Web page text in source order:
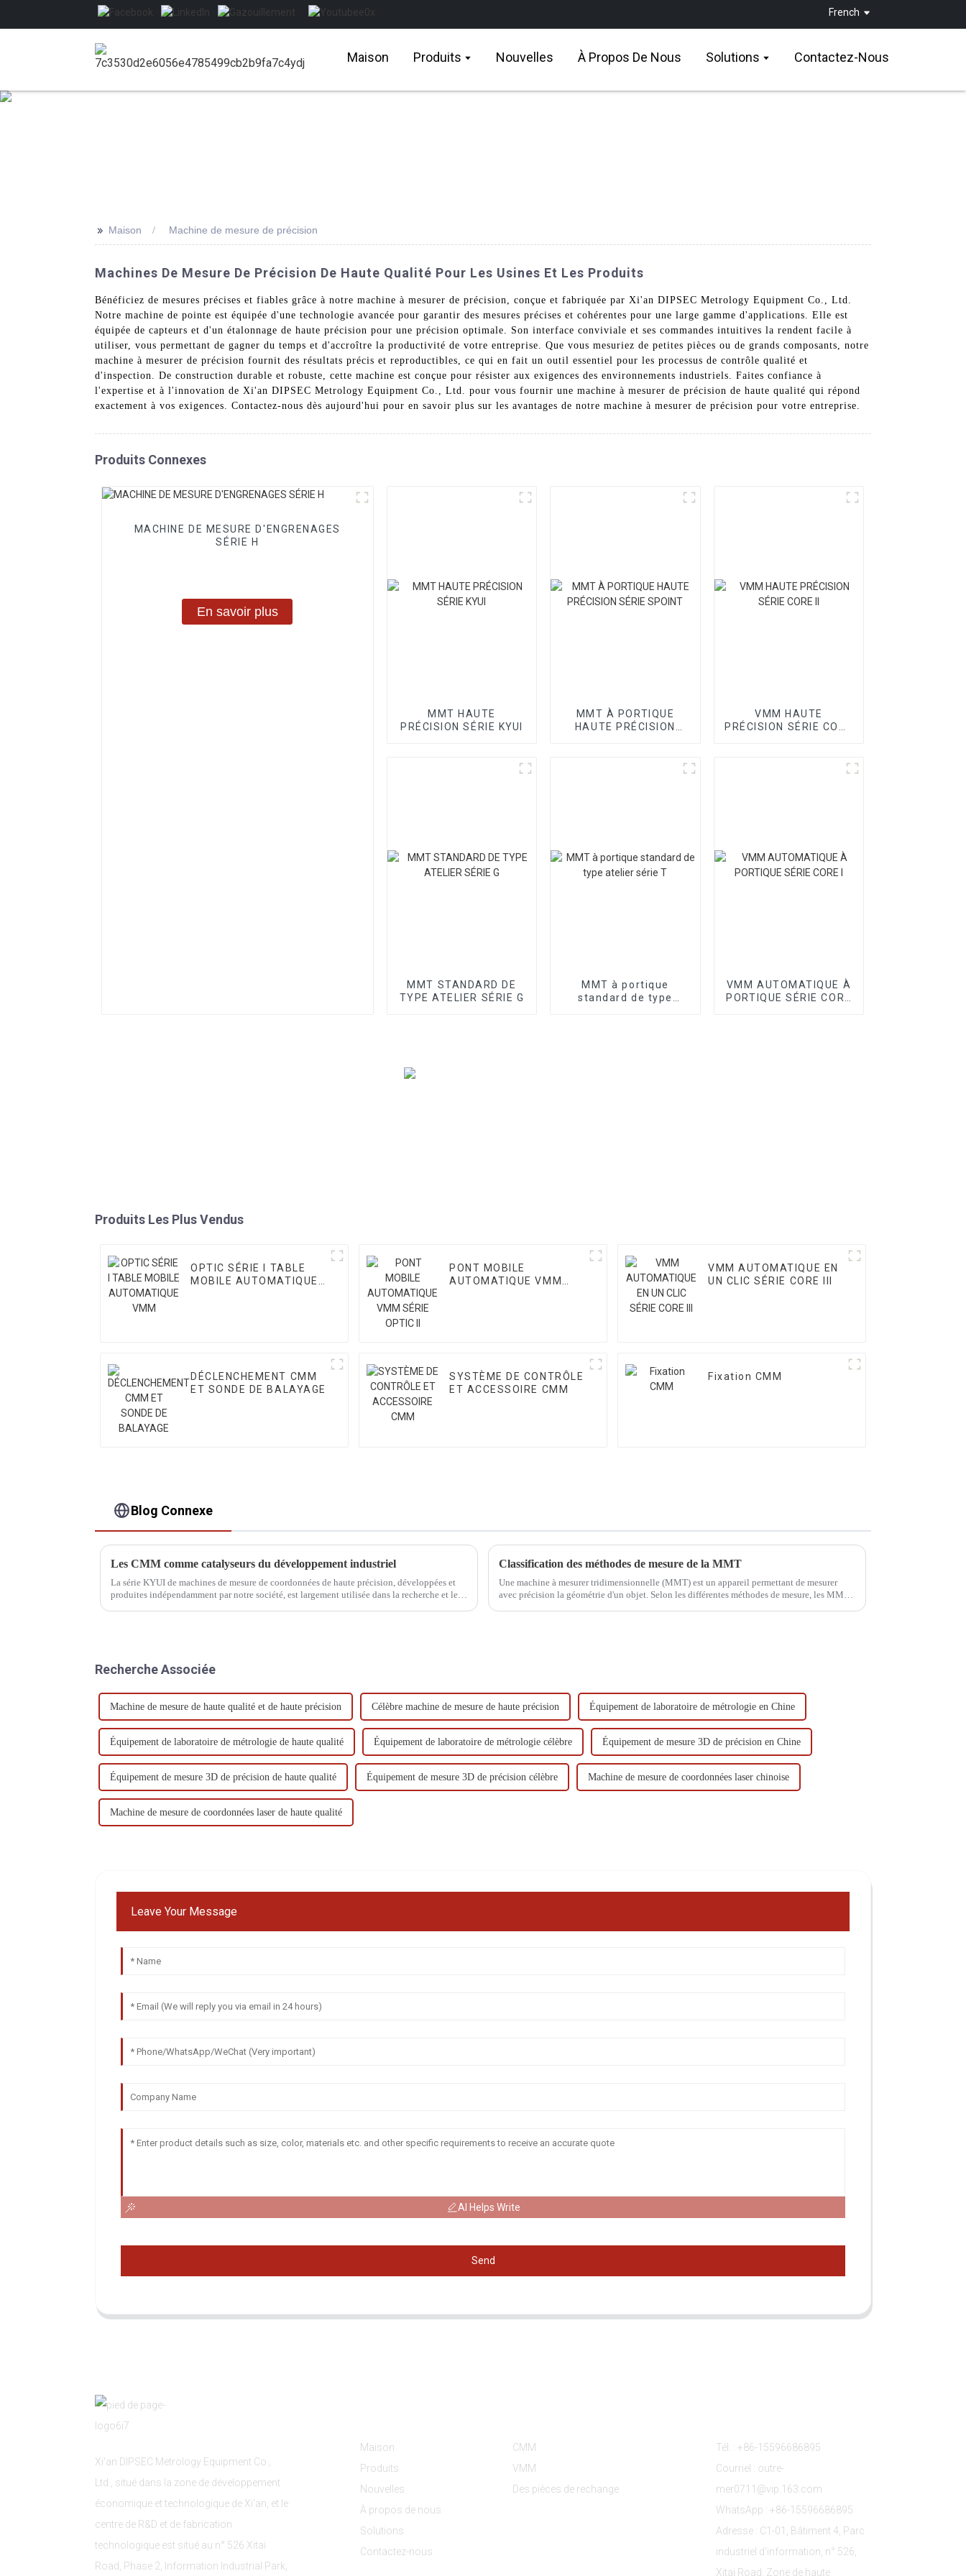
French
Maison Produits Nouvelles À Propos De Nous Solutions Contactez-Nous
>> Maison Machine de mesure de précision
Machines De Mesure De Précision De Haute Qualité Pour Les Usines Et Les Produits
Bénéficiez de mesures précises et fiables grâce à notre machine à mesurer de précision, conçue et fabriquée par Xi'an DIPSEC Metrology Equipment Co., Ltd.
Notre machine de pointe est équipée d'une technologie avancée pour garantir des mesures précises et cohérentes pour une large gamme d'applications. Elle est
équipée de capteurs et d'un étalonnage de haute précision pour une précision optimale. Son interface conviviale et ses commandes intuitives la rendent facile à
utiliser, vous permettant de gagner du temps et d'accroître la productivité de votre entreprise. Que vous mesuriez de petites pièces ou de grands composants, notre
machine à mesurer de précision fournit des résultats précis et reproductibles, ce qui en fait un outil essentiel pour les processus de contrôle qualité et
d'inspection. De construction durable et robuste, cette machine est conçue pour résister aux exigences des environnements industriels. Faites confiance à
l'expertise et à l'innovation de Xi'an DIPSEC Metrology Equipment Co., Ltd. pour vous fournir une machine à mesurer de précision de haute qualité qui répond
exactement à vos exigences. Contactez-nous dès aujourd'hui pour en savoir plus sur les avantages de notre machine à mesurer de précision pour votre entreprise.
Produits Connexes
MACHINE DE MESURE D'ENGRENAGES
SÉRIE H
En savoir plus
MMT HAUTE
PRÉCISION SÉRIE KYUI
MMT À PORTIQUE
HAUTE PRÉCISION
VMM HAUTE
PRÉCISION SÉRIE CORE
MMT STANDARD DE
TYPE ATELIER SÉRIE G
MMT à portique
standard de type
VMM AUTOMATIQUE À
PORTIQUE SÉRIE CORE
Produits Les Plus Vendus
OPTIC SÉRIE I TABLE
MOBILE AUTOMATIQUE
PONT MOBILE
AUTOMATIQUE VMM
VMM AUTOMATIQUE EN
UN CLIC SÉRIE CORE III
DÉCLENCHEMENT CMM
ET SONDE DE BALAYAGE
SYSTÈME DE CONTRÔLE
ET ACCESSOIRE CMM
Fixation CMM
Blog Connexe
Les CMM comme catalyseurs du développement industriel
La série KYUI de machines de mesure de coordonnées de haute précision, développées et
produites indépendamment par notre société, est largement utilisée dans la recherche et le
Classification des méthodes de mesure de la MMT
Une machine à mesurer tridimensionnelle (MMT) est un appareil permettant de mesurer
avec précision la géométrie d'un objet. Selon les différentes méthodes de mesure, les MMT
Recherche Associée
Machine de mesure de haute qualité et de haute précision Célèbre machine de mesure de haute précision Équipement de laboratoire de métrologie en Chine
Équipement de laboratoire de métrologie de haute qualité Équipement de laboratoire de métrologie célèbre Équipement de mesure 3D de précision en Chine
Équipement de mesure 3D de précision de haute qualité Équipement de mesure 3D de précision célèbre Machine de mesure de coordonnées laser chinoise
Machine de mesure de coordonnées laser de haute qualité
Leave Your Message
AI Helps Write
Send
Xi'an DIPSEC Metrology Equipment Co.,
Ltd., situé dans la zone de développement
économique et technologique de Xi'an, et le
centre de R&D et de fabrication
technologique est situé au n° 526 Xitai
Road, Phase 2, Information Industrial Park,
Maison
Produits
Nouvelles
À propos de nous
Solutions
Contactez-nous
CMM
VMM
Des pièces de rechange
Tél. : +86-15596686895
Courriel : outre-
mer0711@vip.163.com
WhatsApp : +86-15596686895
Adresse : C1-01, Bâtiment 4, Parc
industriel d'information, n° 526,
Xitai Road, Zone de haute